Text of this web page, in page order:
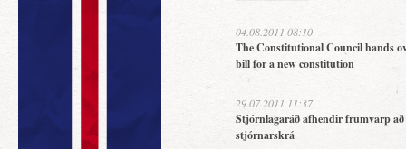
04.08.2011 08:10
The Constitutional Council hands
bill for a new constitution
29.07.2011 11:37
Stjórnlagaráð afhendir frumvarp
stjórnarskrá